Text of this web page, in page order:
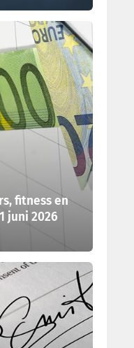
fitness en
juni 2026